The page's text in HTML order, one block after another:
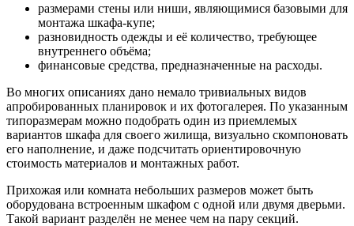
размерами стены или ниши, являющимися базовыми для
монтажа шкафа-купе;
разновидность одежды и её количество, требующее
внутреннего объёма;
финансовые средства, предназначенные на расходы.
Во многих описаниях дано немало тривиальных видов
апробированных планировок и их фотогалерея. По указанным
типоразмерам можно подобрать один из приемлемых
вариантов шкафа для своего жилища, визуально скомпоновать
его наполнение, и даже подсчитать ориентировочную
стоимость материалов и монтажных работ.
Прихожая или комната небольших размеров может быть
оборудована встроенным шкафом с одной или двумя дверьми.
Такой вариант разделён не менее чем на пару секций.